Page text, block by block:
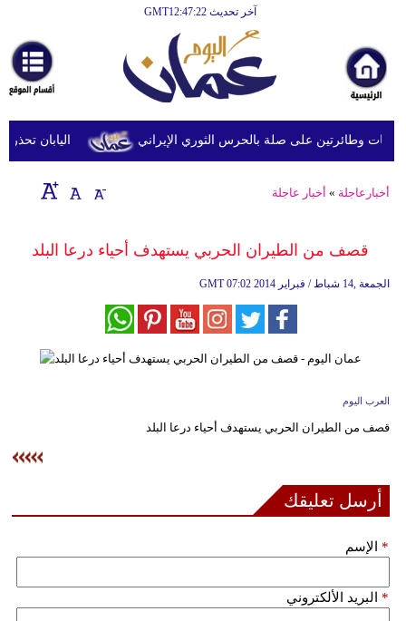
آخر تحديث GMT12:47:22
أخبارعاجلة
رياضة
ثقافة
إقتصاد
وموسيقى
وتغذية
ديكور
اليابان تحذر من وطائرتين على صلة بالحرس الثوري الإيراني
أخبارعاجلة » أخبار عاجلة
قصف من الطيران الحربي يستهدف أحياء درعا البلد
GMT 07:02 2014 الجمعة ,14 شباط / فبراير
العرب اليوم
قصف من الطيران الحربي يستهدف أحياء درعا البلد
أرسل تعليقك
الإسم *
البريد الألكتروني *